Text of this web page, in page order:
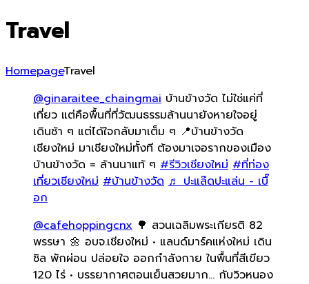
Menu
Travel
HomepageTravel
@ginaraitee_chaingmai บ้านข้างวัด ไม่ใช่แค่ที่
เที่ยว แต่คือพื้นที่ที่วัฒนธรรมล้านนายังหายใจอยู่
เดินช้า ๆ แต่ได้ใจกลับมาเต็ม ๆ 📍บ้านข้างวัด
เชียงใหม่ มาเชียงใหม่ทั้งที ต้องมาเจอรากของเมือง
บ้านข้างวัด = ล้านนาแท้ ๆ #รีวิวเชียงใหม่ #ที่ท่อง
เที่ยวเชียงใหม่ #บ้านข้างวัด ♬ ปะแล๊ดปะแล่น - เบื๊
อก
@cafehoppingcnx 🌳 สวนเฉลิมพระเกียรติ 82
พรรษา 🌼 อบจ.เชียงใหม่ • แลนด์มาร์คแห่งใหม่ เดิน
ชิล พักผ่อน ปล่อยใจ ออกกำลังกาย ในพื้นที่สีเขียว
120 ไร่ • บรรยากาศตอนเย็นสวยมาก… กับวิวหนอง